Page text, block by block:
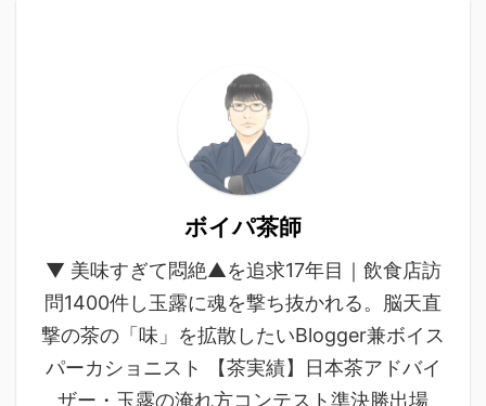
ボイパ茶師
▼ 美味すぎて悶絶▲を追求17年目｜飲食店訪
問1400件し玉露に魂を撃ち抜かれる。脳天直
撃の茶の「味」を拡散したいBlogger兼ボイス
パーカショニスト 【茶実績】日本茶アドバイ
ザー・玉露の淹れ方コンテスト準決勝出場